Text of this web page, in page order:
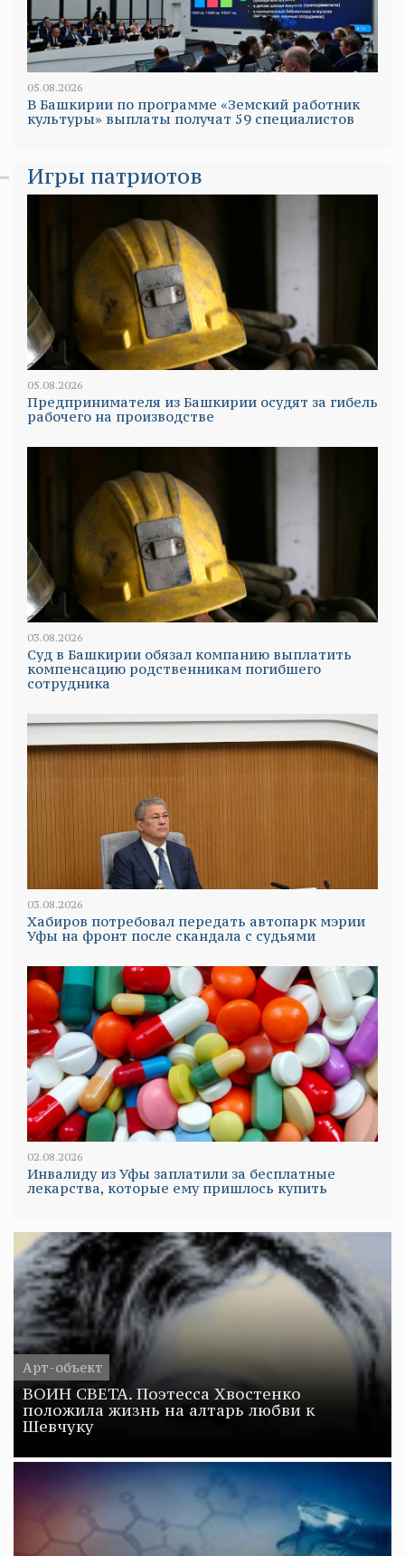
05.08.2026
В Башкирии по программе «Земский работник
культуры» выплаты получат 59 специалистов
Игры патриотов
05.08.2026
Предпринимателя из Башкирии осудят за гибель
рабочего на производстве
03.08.2026
Суд в Башкирии обязал компанию выплатить
компенсацию родственникам погибшего
сотрудника
03.08.2026
Хабиров потребовал передать автопарк мэрии
Уфы на фронт после скандала с судьями
02.08.2026
Инвалиду из Уфы заплатили за бесплатные
лекарства, которые ему пришлось купить
Арт-объект
ВОИН СВЕТА. Поэтесса Хвостенко
положила жизнь на алтарь любви к
Шевчуку